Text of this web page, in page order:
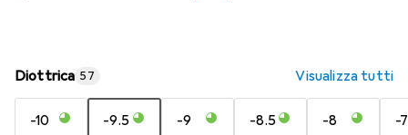
Diottrica 57 Visualizza tutti
-10 -9.5 -9 -8.5 -8 -